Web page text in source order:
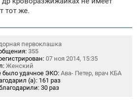
тот же.
первоклашка
355
07 ноя 2014, 15:35
Женский
было удачное ЭКО: Ава- Петер, врач КБА
(а): 161 раз
30 раз